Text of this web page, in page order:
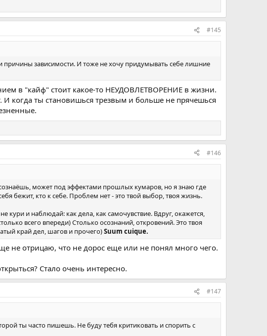
#145
причины зависимости. И тоже не хочу придумывать себе лишние
в "кайф" стоит какое-то НЕУДОВЛЕТВОРЕНИЕ в жизни.
И когда ты становишься трезвым и больше не прячешься
#146
может под эффектами прошлых кумаров, но я знаю где
бежит, кто к себе. Проблем нет - это твой выбор, твоя жизнь.
и наблюдай: как дела, как самочувствие. Вдруг, окажется,
всего впереди) Столько осознаний, откровений. Это твоя
край дел, шагов и прочего)Suum cuique.
не отрицаю, что не дорос еще или не понял много чего.
Стало очень интересно.
#147
ты часто пишешь. Не буду тебя критиковать и спорить с